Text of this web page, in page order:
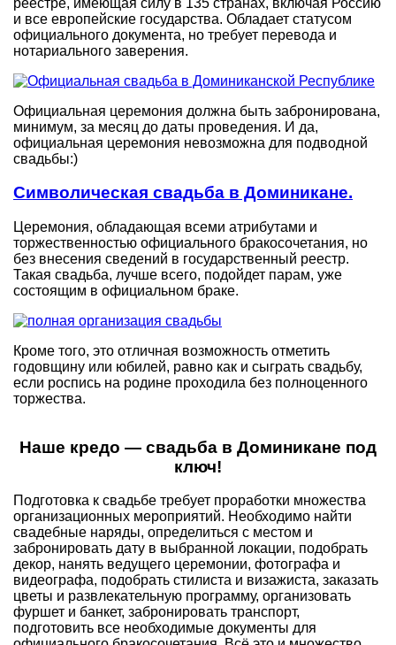
и все европейские государства. Обладает статусом
официального документа, но требует перевода и
нотариального заверения.
Официальная церемония должна быть забронирована,
минимум, за месяц до даты проведения. И да,
официальная церемония невозможна для подводной
свадьбы:)
Символическая свадьба в Доминикане.
Церемония, обладающая всеми атрибутами и
торжественностью официального бракосочетания, но
без внесения сведений в государственный реестр.
Такая свадьба, лучше всего, подойдет парам, уже
состоящим в официальном браке.
Кроме того, это отличная возможность отметить
годовщину или юбилей, равно как и сыграть свадьбу,
если роспись на родине проходила без полноценного
торжества.
Наше кредо — свадьба в Доминикане под
ключ!
Подготовка к свадьбе требует проработки множества
организационных мероприятий. Необходимо найти
свадебные наряды, определиться с местом и
забронировать дату в выбранной локации, подобрать
декор, нанять ведущего церемонии, фотографа и
видеографа, подобрать стилиста и визажиста, заказать
цветы и развлекательную программу, организовать
фуршет и банкет, забронировать транспорт,
подготовить все необходимые документы для